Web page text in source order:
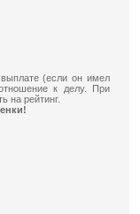
выплате (если он имел
к делу. При
на рейтинг.